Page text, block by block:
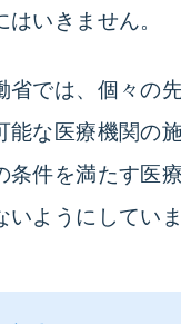
いきません。
省では、個々の
能な医療機関の
条件を満たす医
ようにしていま